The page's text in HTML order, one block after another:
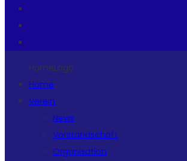
HomeLogo
Home
Verein
News
Vorstandschaft
Organisation